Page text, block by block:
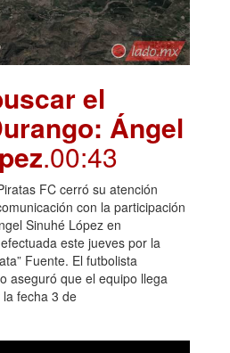
el
Ángel
.00:43
FC cerró su atención
con la participación
Sinuhé López en
este jueves por la
Fuente. El futbolista
aseguró que el equipo llega
fecha 3 de